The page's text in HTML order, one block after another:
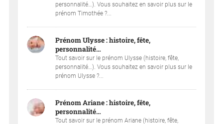
personnalité…). Vous souhaitez en savoir plus sur le
prénom Timothée ?...
Prénom Ulysse : histoire, fête,
personnalité…
Tout savoir sur le prénom Ulysse (histoire, fête,
personnalité…). Vous souhaitez en savoir plus sur le
prénom Ulysse ?...
Prénom Ariane : histoire, fête,
personnalité…
Tout savoir sur le prénom Ariane (histoire, fête,